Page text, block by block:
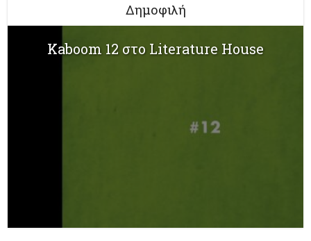
Δημοφιλή
Kaboom 12 στο Literature House